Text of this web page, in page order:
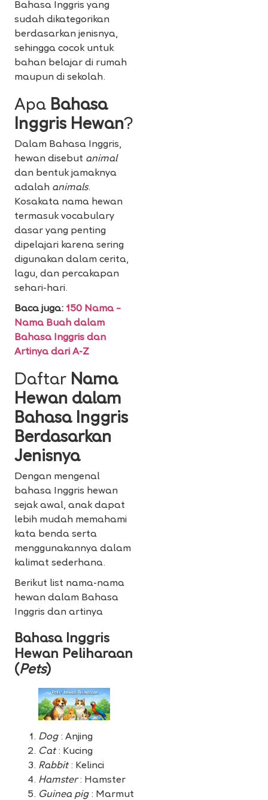
Bahasa Inggris yang
sudah dikategorikan
berdasarkan jenisnya,
sehingga cocok untuk
bahan belajar di rumah
maupun di sekolah.
Apa Bahasa
Inggris Hewan?
Dalam Bahasa Inggris,
hewan disebut animal
dan bentuk jamaknya
adalah animals.
Kosakata nama hewan
termasuk vocabulary
dasar yang penting
dipelajari karena sering
digunakan dalam cerita,
lagu, dan percakapan
sehari-hari.
Baca juga: 150 Nama –
Nama Buah dalam
Bahasa Inggris dan
Artinya dari A-Z
Daftar Nama
Hewan dalam
Bahasa Inggris
Berdasarkan
Jenisnya
Dengan mengenal
bahasa Inggris hewan
sejak awal, anak dapat
lebih mudah memahami
kata benda serta
menggunakannya dalam
kalimat sederhana.
Berikut list nama-nama
hewan dalam Bahasa
Inggris dan artinya
Bahasa Inggris
Hewan Peliharaan
(Pets)
Dog: Anjing
Cat: Kucing
Rabbit: Kelinci
Hamster: Hamster
Guinea pig: Marmut